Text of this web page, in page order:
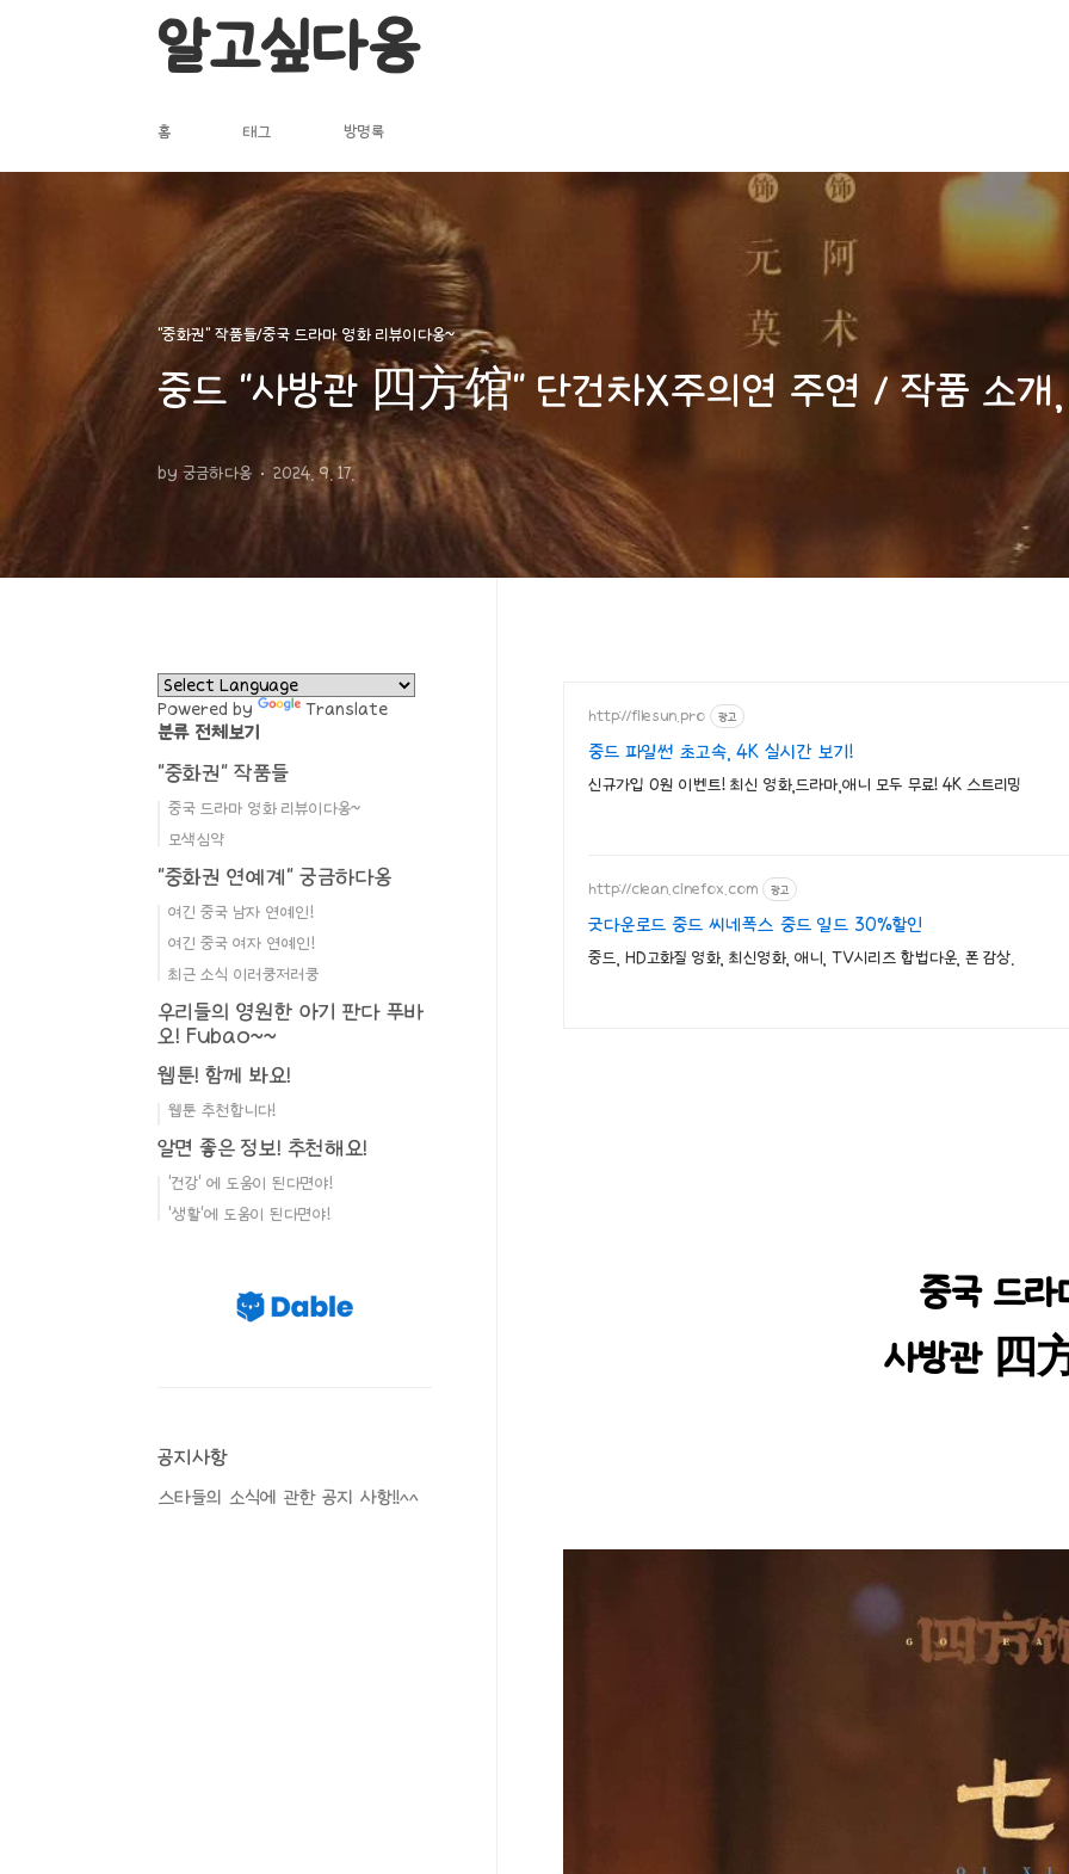
알고싶다옹
홈 태그 방명록
"중화권" 작품들/중국 드라마 영화 리뷰이다옹~
중드 "사방관 四方馆" 단건차X주의연 주연 / 작품 소개
by 궁금하다옹 2024. 9. 17.
http://filesun.pro 광고
중드 파일썬 초고속, 4K 실시간 보기!
신규가입 0원 이벤트! 최신 영화,드라마,애니 모두 무료! 4K 스트리밍
http://clean.cinefox.com 광고
굿다운로드 중드 씨네폭스 중드 일드 30%할인
중드, HD고화질 영화, 최신영화, 애니, TV시리즈 합법다운, 폰 감상.
중국 드라
사방관 四
Powered by Translate
분류 전체보기
"중화권" 작품들
중국 드라마 영화 리뷰이다옹~
모색심약
"중화권 연예계" 궁금하다옹
여긴 중국 남자 연예인!
여긴 중국 여자 연예인!
최근 소식 이러쿵저러쿵
우리들의 영원한 아기 판다 푸바
오! Fubao~~
웹툰! 함께 봐요!
웹툰 추천합니다!
알면 좋은 정보! 추천해요!
'건강' 에 도움이 된다면야!
'생활'에 도움이 된다면야!
공지사항
스타들의 소식에 관한 공지 사항!!^^